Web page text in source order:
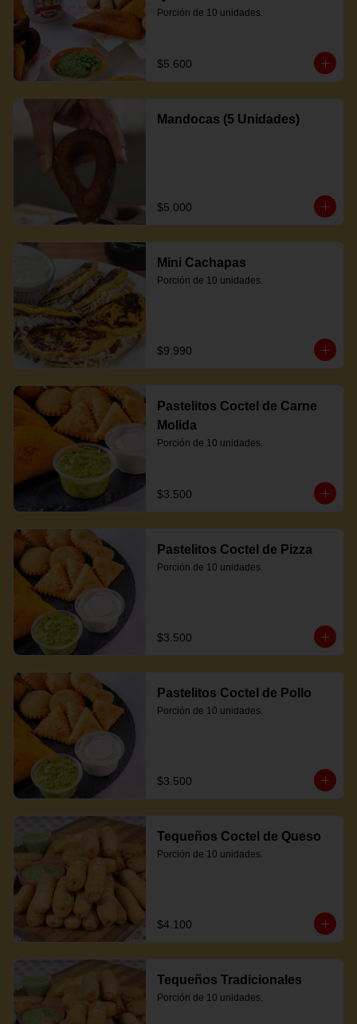
Porción de 10 unidades.
$5.600
Mandocas (5 Unidades)
$5.000
Mini Cachapas
Porción de 10 unidades.
$9.990
Pastelitos Coctel de Carne
Molida
Porción de 10 unidades.
$3.500
Pastelitos Coctel de Pizza
Porción de 10 unidades.
$3.500
Pastelitos Coctel de Pollo
Porción de 10 unidades.
$3.500
Tequeños Coctel de Queso
Porción de 10 unidades.
$4.100
Tequeños Tradicionales
Porción de 10 unidades.